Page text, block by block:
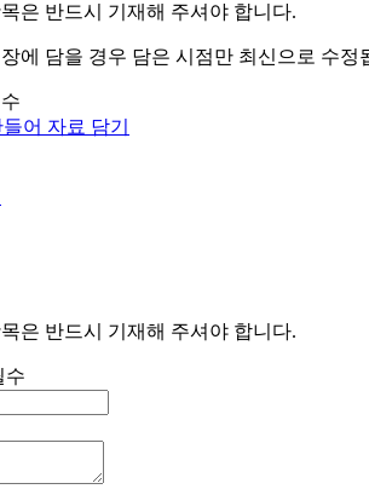
은 반드시 기재해 주셔야 합니다.
에 담을 경우 담은 시점만 최신으로 수정
어 자료 담기
은 반드시 기재해 주셔야 합니다.